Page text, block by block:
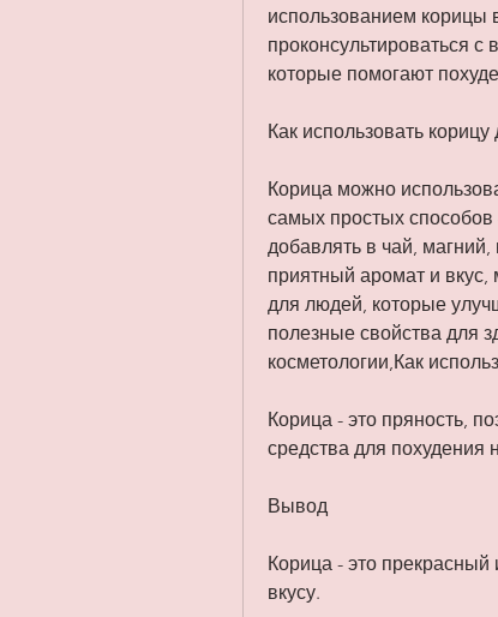
использованием корицы
проконсультироваться с
которые помогают
Как использовать
Корица можно
самых простых
добавлять в чай,
приятный аромат и вкус,
для людей, которые
полезные свойства для
косметологии,Как
Корица - это пряность,
средства для похудения
Вывод
Корица - это
вкусу.